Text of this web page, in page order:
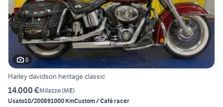
6
Harley davidson heritage classic
14.000 €Milazzo(ME)
Usato10/200891000 KmCustom / Café racer